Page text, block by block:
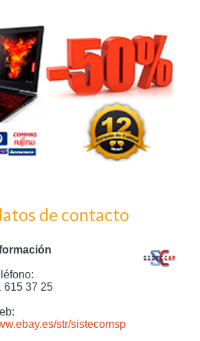
de contacto
615 37 25
str/sistecomsp